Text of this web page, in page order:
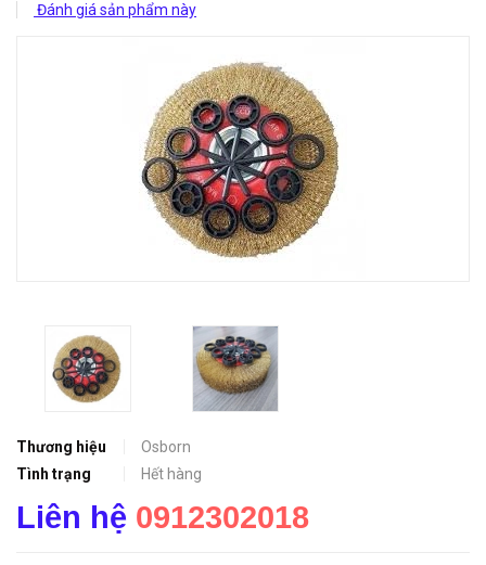
Đánh giá sản phẩm này
Thương hiệu
Osborn
Tình trạng
Hết hàng
Liên hệ 0912302018